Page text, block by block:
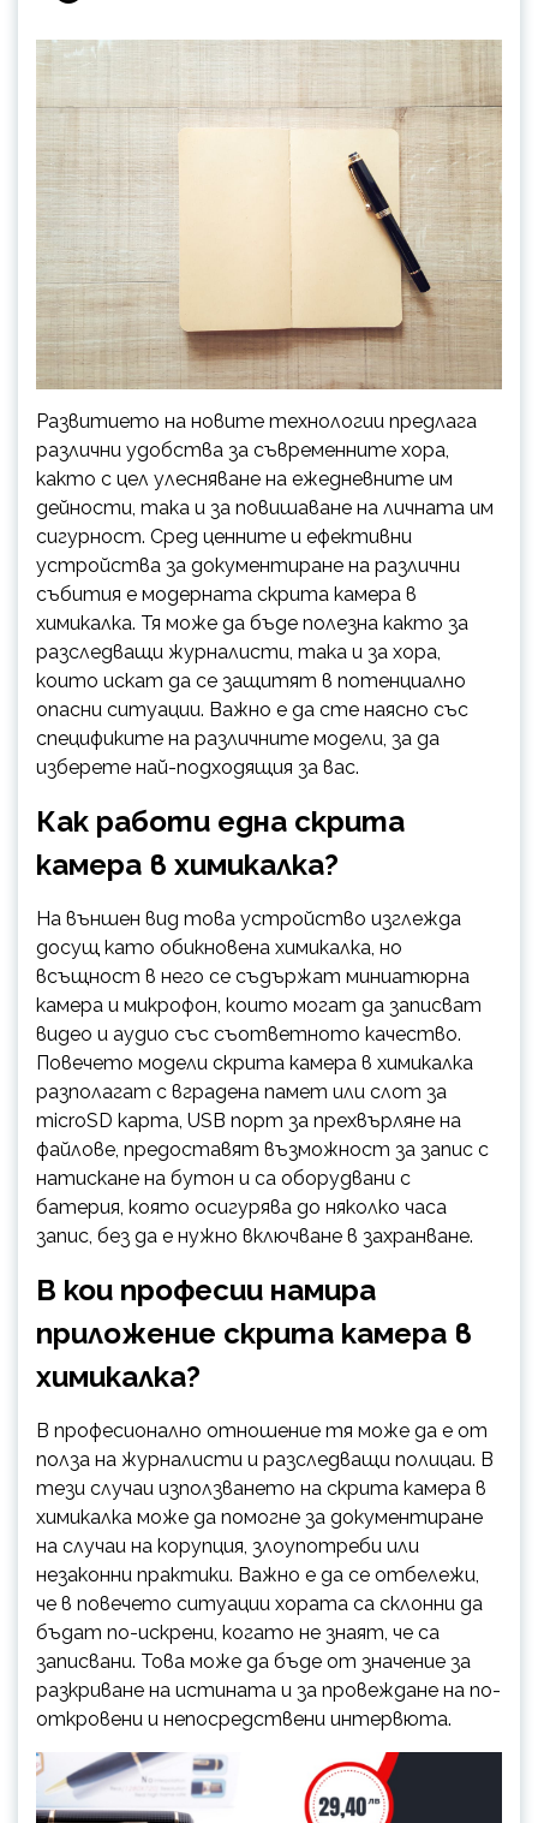
Развитието на новите технологии предлага
различни удобства за съвременните хора,
както с цел улесняване на ежедневните им
дейности, така и за повишаване на личната им
сигурност. Сред ценните и ефективни
устройства за документиране на различни
събития е модерната скрита камера в
химикалка. Тя може да бъде полезна както за
разследващи журналисти, така и за хора,
които искат да се защитят в потенциално
опасни ситуации. Важно е да сте наясно със
спецификите на различните модели, за да
изберете най-подходящия за вас.
Как работи една скрита
камера в химикалка?
На външен вид това устройство изглежда
досущ като обикновена химикалка, но
всъщност в него се съдържат миниатюрна
камера и микрофон, които могат да записват
видео и аудио със съответното качество.
Повечето модели скрита камера в химикалка
разполагат с вградена памет или слот за
microSD карта, USB порт за прехвърляне на
файлове, предоставят възможност за запис с
натискане на бутон и са оборудвани с
батерия, която осигурява до няколко часа
запис, без да е нужно включване в захранване.
В кои професии намира
приложение скрита камера в
химикалка?
В професионално отношение тя може да е от
полза на журналисти и разследващи полицаи. В
тези случаи използването на скрита камера в
химикалка може да помогне за документиране
на случаи на корупция, злоупотреби или
незаконни практики. Важно е да се отбележи,
че в повечето ситуации хората са склонни да
бъдат по-искрени, когато не знаят, че са
записвани. Това може да бъде от значение за
разкриване на истината и за провеждане на по-
откровени и непосредствени интервюта.